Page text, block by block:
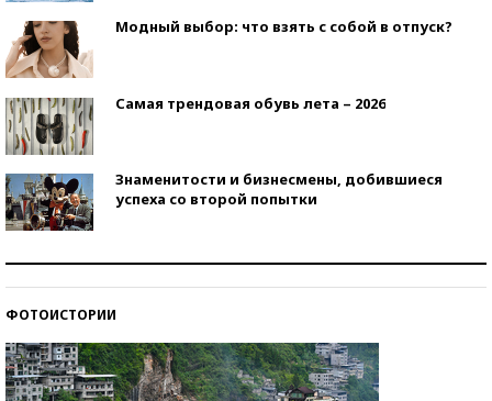
Модный выбор: что взять с собой в отпуск?
Самая трендовая обувь лета – 2026
Знаменитости и бизнесмены, добившиеся
успеха со второй попытки
ФОТОИСТОРИИ